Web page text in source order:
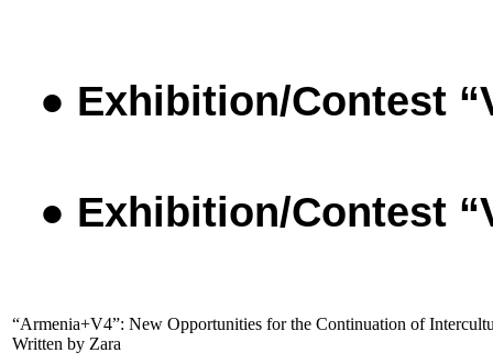
● Exhibition/Contest
● Exhibition/Contest
“Armenia+V4”: New Opportunities for the Continuation of
Written by Zara